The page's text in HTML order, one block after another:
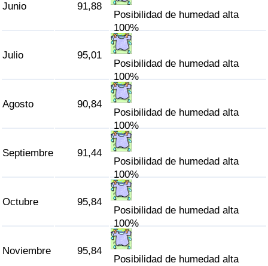
Junio 91,88
Posibilidad de humedad alta
100%
Julio 95,01
Posibilidad de humedad alta
100%
Agosto 90,84
Posibilidad de humedad alta
100%
Septiembre 91,44
Posibilidad de humedad alta
100%
Octubre 95,84
Posibilidad de humedad alta
100%
Noviembre 95,84
Posibilidad de humedad alta